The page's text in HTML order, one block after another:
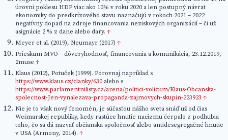
úrovni poklesu HDP viac ako 10% v roku 2020 a len postupný návrat
ekonomiky do predkrízového stavu naznačujú v rokoch 2021 – 2022
negatívny dopad na zdroje financovania neziskových organizácií – či už
asignácie 2 % z dane alebo dary. ↑
Meyer et al. (2019), Neumayr (2017) ↑
Prieskum MVO – dôveryhodnosť, financovania a komunikácia, 23.12.2019,
2muse ↑
Klaus (2012), Potuček (1999). Porovnaj napríklad s
https://www.klaus.cz/clanky/630 alebo s
https://www.parlamentnilisty.cz/arena/politici-volicum/Klaus-Obcanska-
spolecnost-Jen-vynalezava-propaganda-zajmovych-skupin-223923 ↑
Nie je to však nový fenomén, je súčasťou nášho sveta snáď už od čias
Weimarskej republiky, kedy rastúce hnutie nacizmu čerpalo z podhubia
toho, čo sa dá nazvať občianska spoločnosť alebo antidesegregačné hnutie
v USA (Armony, 2014). ↑